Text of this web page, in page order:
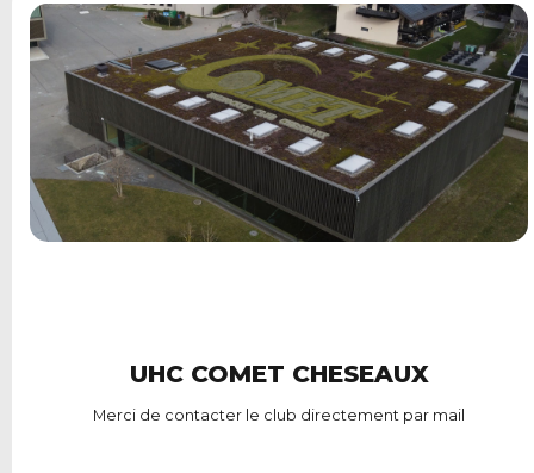
UHC COMET CHESEAUX
Merci de contacter le club directement par mail